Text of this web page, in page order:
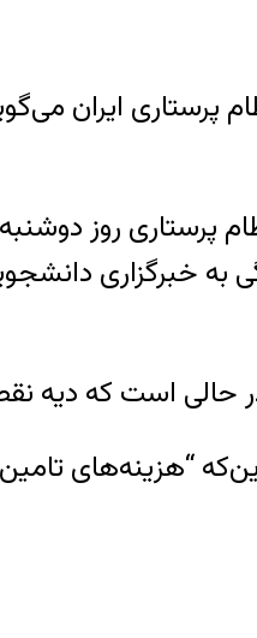
پرستاری ایران
به خبرگزاری
این‌که “هزینه‌های